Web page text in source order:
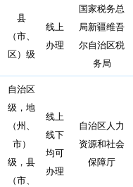
县
（市、
区）级
线上
办理
国家税务总
局新疆维吾
尔自治区税
务局
自治区
级，地
（州、
市）
级，县
（市、
线上
线下
均可
办理
自治区人力
资源和社会
保障厅